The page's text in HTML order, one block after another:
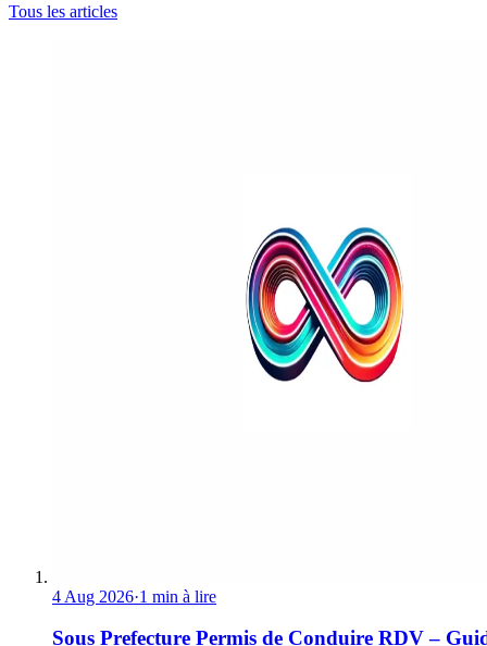
Tous les articles
4 Aug 2026·1 min à lire
Sous Prefecture Permis de Conduire RDV –